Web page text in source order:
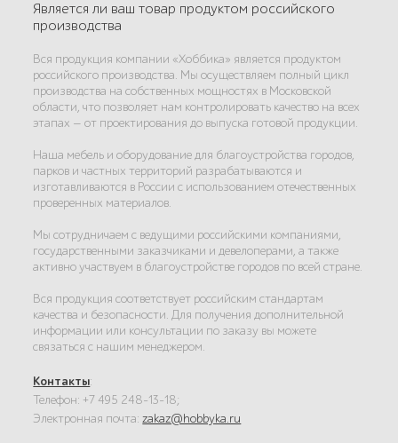
Является ли ваш товар продуктом российского
производства
Вся продукция компании «Хоббика» является продуктом
российского производства. Мы осуществляем полный цикл
производства на собственных мощностях в Московской
области, что позволяет нам контролировать качество на всех
этапах — от проектирования до выпуска готовой продукции.
Наша мебель и оборудование для благоустройства городов,
парков и частных территорий разрабатываются и
изготавливаются в России с использованием отечественных
проверенных материалов.
Мы сотрудничаем с ведущими российскими компаниями,
государственными заказчиками и девелоперами, а также
активно участвуем в благоустройстве городов по всей стране.
Вся продукция соответствует российским стандартам
качества и безопасности. Для получения дополнительной
информации или консультации по заказу вы можете
связаться с нашим менеджером.
Контакты:
Телефон: +7 495 248-13-18;
Электронная почта:zakaz@hobbyka.ru